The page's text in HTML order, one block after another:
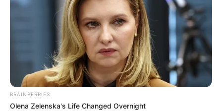
BRAINBERRIES
Olena Zelenska's Life Changed Overnight